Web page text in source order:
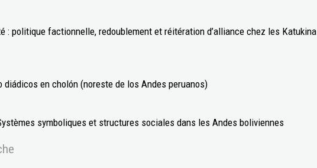
: politique factionnelle, redoublement et réitération d’alliance chez les Katukina
diádicos en cholón (noreste de los Andes peruanos)
symboliques et structures sociales dans les Andes boliviennes